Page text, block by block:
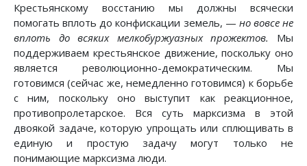
Крестьянскому восстанию мы должны всячески
помогать вплоть до конфискации земель, — но вовсе не
вплоть до всяких мелкобуржуазных прожектов.
Мы
поддерживаем крестьянское движение, поскольку оно
является революционно-демократическим. Мы
готовимся (сейчас же, немедленно готовимся) к борьбе
с ним, поскольку оно выступит как реакционное,
противопролетарское. Вся суть марксизма в этой
двоякой задаче, которую упрощать или сплющивать в
единую и простую задачу могут только не
понимающие марксизма люди.